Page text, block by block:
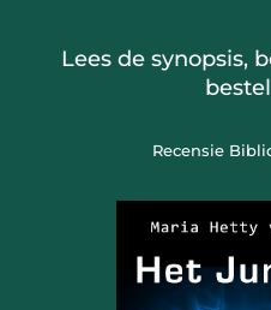
Lees de synopsis,
bestel
Recensie